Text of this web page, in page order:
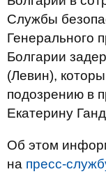
Службы
Генерального
Болгарии
(Левин),
подозрению в
Екатерину
Об этом
на пресс-